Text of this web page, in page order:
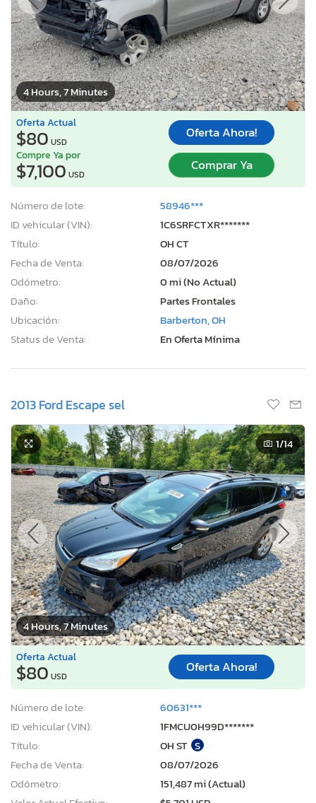
4 Hours, 7 Minutes
Oferta Actual
$80 USD
Oferta Ahora!
Compre Ya por
$7,100 USD
Comprar Ya
Número de lote:
58946***
ID vehicular (VIN):
1C6SRFCTXR*******
Título:
OH CT
Fecha de Venta:
08/07/2026
Odómetro:
0 mi (No Actual)
Daño:
Partes Frontales
Ubicación:
Barberton, OH
Status de Venta:
En Oferta Mínima
2013 Ford Escape sel
4 Hours, 7 Minutes
1/14
Oferta Actual
$80 USD
Oferta Ahora!
Número de lote:
60631***
ID vehicular (VIN):
1FMCU0H99D*******
Título:
OH ST S
Fecha de Venta:
08/07/2026
Odómetro:
151,487 mi (Actual)